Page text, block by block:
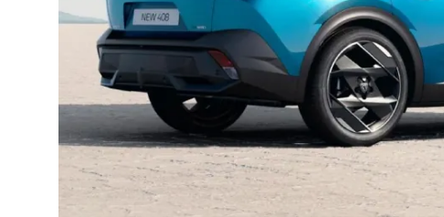
Yağlar & Sıvılar
Elektrik & Akü
Klima & Konfor
Aydınlatma & Görüş